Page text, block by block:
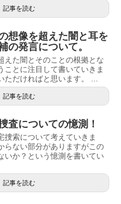
記事を読む
想像を超えた闇と耳を
の発言について。
えた闇とそのことの根拠とな
ことに注目して書いていきま
ただければと思います。 ...
記事を読む
査についての憶測！
捜索について考えていきま
らない部分がありますがこの
いか？という憶測を書いてい
記事を読む